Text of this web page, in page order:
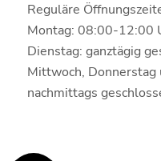
Reguläre
Montag: 08:00-12:00
Dienstag: ganztägig
Mittwoch,
nachmittags